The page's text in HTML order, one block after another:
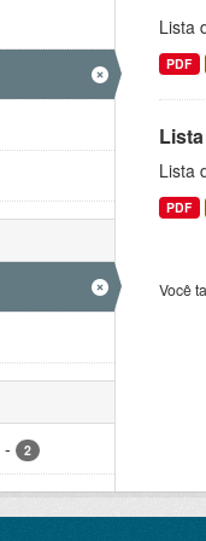
- 2
Lista
PDF
Lista
PDF
Você